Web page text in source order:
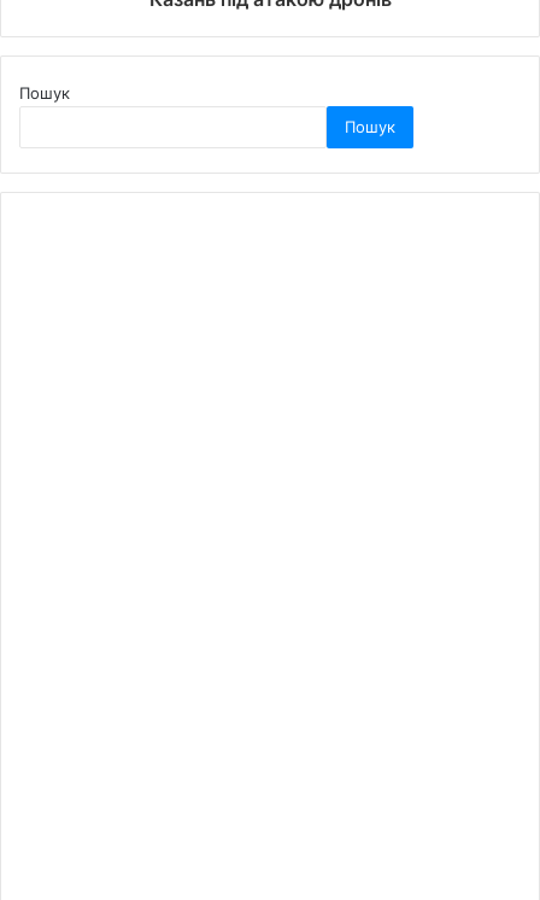
Пошук
Пошук